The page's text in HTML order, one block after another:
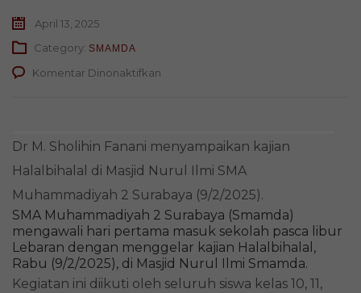
April 13, 2025
Category: SMAMDA
Komentar Dinonaktifkan
Ciri
Orang
dan
Enam
Kunci
Pelajar
Berprestasi
Dr M. Sholihin Fanani menyampaikan kajian
Halalbihalal di Masjid Nurul Ilmi SMA
Muhammadiyah 2 Surabaya (9/2/2025).
SMA Muhammadiyah 2 Surabaya (Smamda)
mengawali hari pertama masuk sekolah pasca libur
Lebaran dengan menggelar kajian Halalbihalal,
Rabu (9/2/2025), di Masjid Nurul Ilmi Smamda.
Kegiatan ini diikuti oleh seluruh siswa kelas 10, 11,